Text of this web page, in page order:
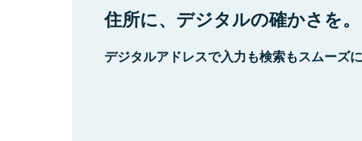
住所に、デジタルの確かさを。
デジタルアドレスで入力も検索もスムーズ